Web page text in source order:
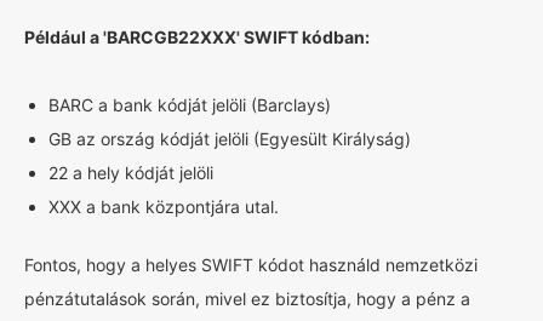
Például a 'BARCGB22XXX' SWIFT kódban:
BARC a bank kódját jelöli (Barclays)
GB az ország kódját jelöli (Egyesült Királyság)
22 a hely kódját jelöli
XXX a bank központjára utal.
Fontos, hogy a helyes SWIFT kódot használd nemzetközi
pénzátutalások során, mivel ez biztosítja, hogy a pénz a